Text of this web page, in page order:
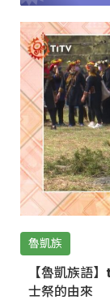
魯凱族
【魯凱族語
士祭的由來